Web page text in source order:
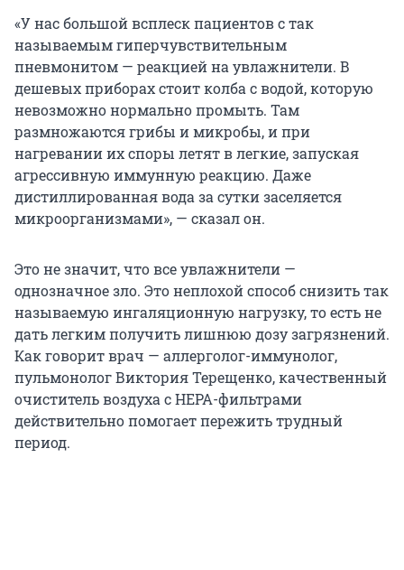
«У нас большой всплеск пациентов с так
называемым гиперчувствительным
пневмонитом — реакцией на увлажнители. В
дешевых приборах стоит колба с водой, которую
невозможно нормально промыть. Там
размножаются грибы и микробы, и при
нагревании их споры летят в легкие, запуская
агрессивную иммунную реакцию. Даже
дистиллированная вода за сутки заселяется
микроорганизмами», — сказал он.
Это не значит, что все увлажнители —
однозначное зло. Это неплохой способ снизить так
называемую ингаляционную нагрузку, то есть не
дать легким получить лишнюю дозу загрязнений.
Как говорит врач — аллерголог-иммунолог,
пульмонолог Виктория Терещенко, качественный
очиститель воздуха с HEPA-фильтрами
действительно помогает пережить трудный
период.